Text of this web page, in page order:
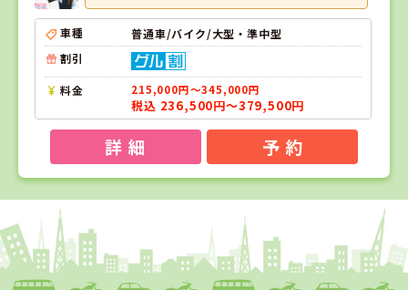
車種
普通車/バイク/大型・準中型
割引
料金 215,000円～345,000円
税込 236,500円～379,500円
詳 細 予 約
1
島根県
浜乃木ドライビングスクール